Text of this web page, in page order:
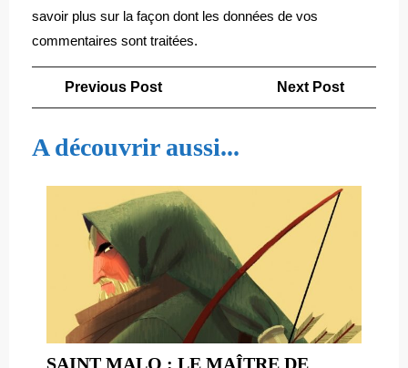
savoir plus sur la façon dont les données de vos
commentaires sont traitées.
Navigation
de
l’article
Previous PostPrevious
Next Post
A découvrir aussi...
SAINT MALO : LE MAÎTRE DE